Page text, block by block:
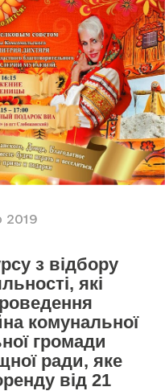
2019
з відбору
які
комунальної
громади
ради, яке
від 21